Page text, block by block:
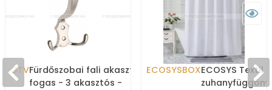
GTVFürdőszobai fali akasztó,
fogas - 3 akasztós -
ECOSYSBOXECOSYS Textil
zuhanyfüggöny